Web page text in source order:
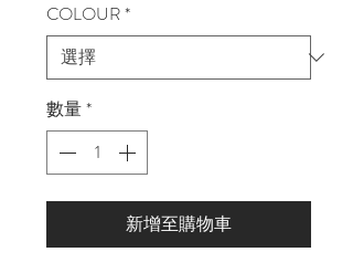
格
格
COLOUR*
數量*
新增至購物車